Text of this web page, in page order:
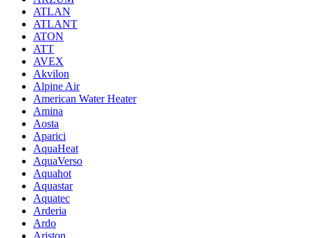
ATLAN
ATLANT
ATON
ATT
AVEX
Akvilon
Alpine Air
American Water Heater
Amina
Aosta
Aparici
AquaHeat
AquaVerso
Aquahot
Aquastar
Aquatec
Arderia
Ardo
Ariston